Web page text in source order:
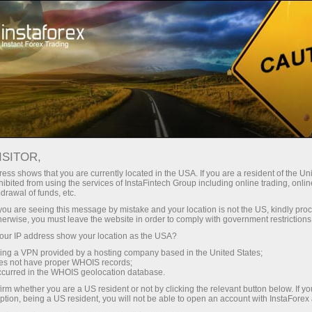
तुरंत खाता खोलना ट्रेडिंग प्लेटफॉर्म
के लिए निवेशकों के लिए भागीदारों के लिए अभियान
और ईरान के बीच पुराना संघर्ष अब एक पूर्ण सैन्य टकराव में बदल
यह संकट पहले ही क्षेत्रीय सीमाओं से बाहर फैल चुका है और अब वैश्विक
दिए गए हैं जिन पर नजर रखनी जरूरी है।
shows that you are currently located in the USA. If you are a resident of the
from using the services of InstaFintech Group including online trading,
of funds, etc.
are seeing this message by mistake and your location is not the US, kindly
you must leave the website in order to comply with government
IP address show your location as the USA?
a VPN provided by a hosting company based in the United States;
not have proper WHOIS records;
in the WHOIS geolocation database.
whether you are a US resident or not by clicking the relevant button below. If
being a US resident, you will not be able to open an account with InstaForex